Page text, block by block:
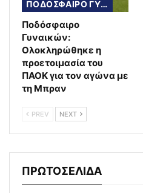
ΠΟΔΟΣΦΑΙΡΟ ΓΥΝΑΙΚΩΝ
Ποδόσφαιρο
Γυναικών:
Ολοκληρώθηκε η
προετοιμασία του
ΠΑΟΚ για τον αγώνα με
τη Μπραν
PREV NEXT
ΠΡΩΤΟΣΕΛΙΔΑ